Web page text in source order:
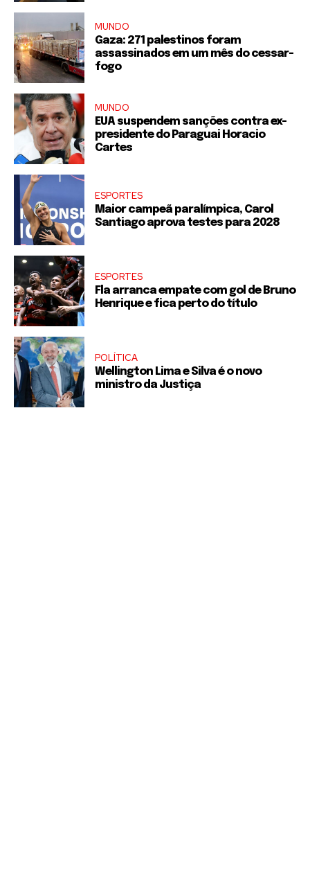
MUNDO
Gaza: 271 palestinos foram
assassinados em um mês do cessar-
fogo
MUNDO
EUA suspendem sanções contra ex-
presidente do Paraguai Horacio
Cartes
ESPORTES
Maior campeã paralímpica, Carol
Santiago aprova testes para 2028
ESPORTES
Fla arranca empate com gol de Bruno
Henrique e fica perto do título
POLÍTICA
Wellington Lima e Silva é o novo
ministro da Justiça